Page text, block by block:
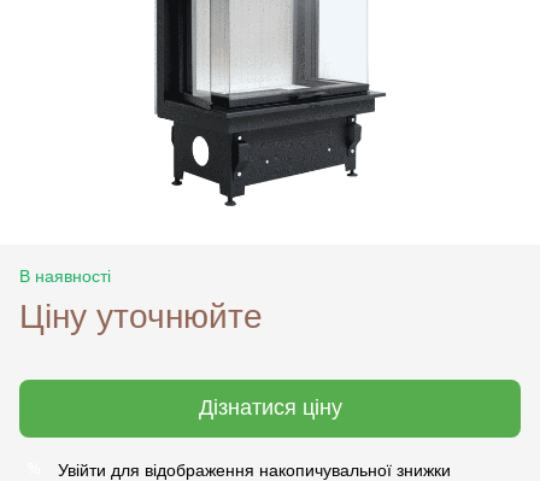
В наявності
Ціну уточнюйте
Дізнатися ціну
Увійти для відображення накопичувальної знижки